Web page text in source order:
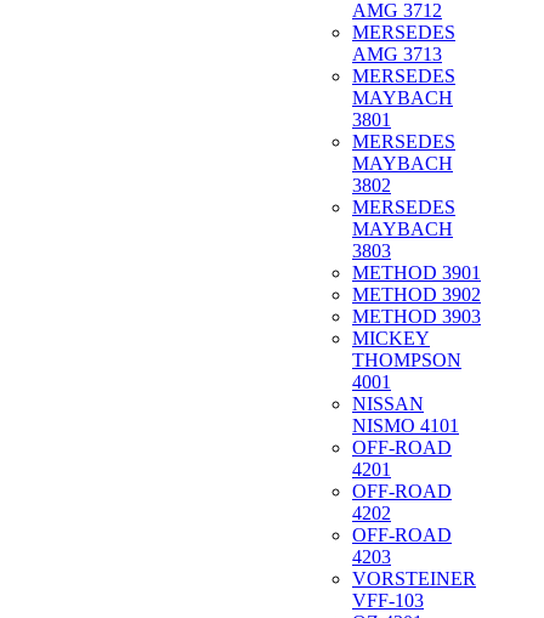
AMG 3712
MERSEDES
AMG 3713
MERSEDES
MAYBACH
3801
MERSEDES
MAYBACH
3802
MERSEDES
MAYBACH
3803
METHOD 3901
METHOD 3902
METHOD 3903
MICKEY
THOMPSON
4001
NISSAN
NISMO 4101
OFF-ROAD
4201
OFF-ROAD
4202
OFF-ROAD
4203
VORSTEINER
VFF-103